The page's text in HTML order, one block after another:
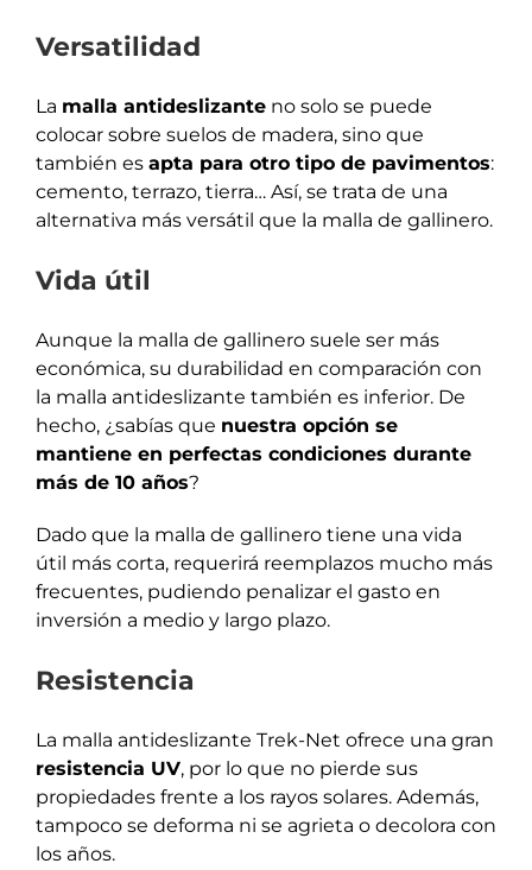
Versatilidad
La malla antideslizante no solo se puede
colocar sobre suelos de madera, sino que
también es apta para otro tipo de pavimentos:
cemento, terrazo, tierra… Así, se trata de una
alternativa más versátil que la malla de gallinero.
Vida útil
Aunque la malla de gallinero suele ser más
económica, su durabilidad en comparación con
la malla antideslizante también es inferior. De
hecho, ¿sabías que nuestra opción se
mantiene en perfectas condiciones durante
más de 10 años?
Dado que la malla de gallinero tiene una vida
útil más corta, requerirá reemplazos mucho más
frecuentes, pudiendo penalizar el gasto en
inversión a medio y largo plazo.
Resistencia
La malla antideslizante Trek-Net ofrece una gran
resistencia UV, por lo que no pierde sus
propiedades frente a los rayos solares. Además,
tampoco se deforma ni se agrieta o decolora con
los años.